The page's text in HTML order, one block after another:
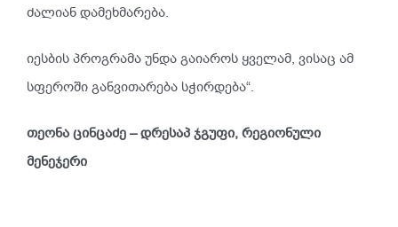
ძალიან დამეხმარება.
იესბის პროგრამა უნდა გაიაროს ყველამ, ვისაც ამ
სფეროში განვითარება სჭირდება“.
თეონა ცინცაძე – დრესაპ ჯგუფი, რეგიონული
მენეჯერი